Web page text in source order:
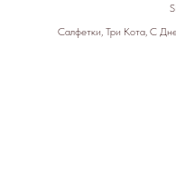
Салфетки, Три Кота, С